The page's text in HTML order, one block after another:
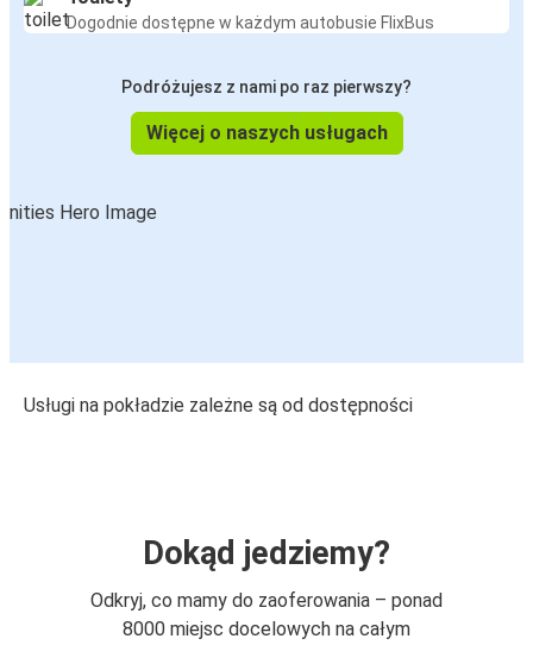
Dogodnie dostępne w każdym autobusie FlixBus
Podróżujesz z nami po raz pierwszy?
Więcej o naszych usługach
Usługi na pokładzie zależne są od dostępności
Dokąd jedziemy?
Odkryj, co mamy do zaoferowania – ponad
8000 miejsc docelowych na całym